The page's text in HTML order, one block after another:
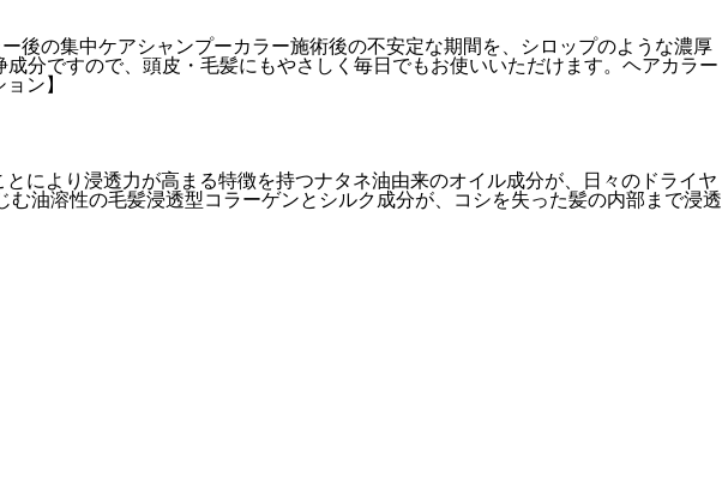
後の集中ケアシャンプーカラー施術後の不安定な期間を、シロップのような濃厚
分ですので、頭皮・毛髪にもやさしく毎日でもお使いいただけます。ヘアカラー
ン】
により浸透力が高まる特徴を持つナタネ油由来のオイル成分が、日々のドライヤ
油溶性の毛髪浸透型コラーゲンとシルク成分が、コシを失った髪の内部まで浸透